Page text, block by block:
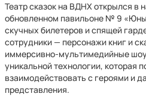
Театр сказок на ВДНХ открылся в
обновленном павильоне № 9
скучных билетеров и спящей
сотрудники — персонажи книг и
иммерсивно-мультимедийные
уникальной технологии, которая
взаимодействовать с героями и
представления.